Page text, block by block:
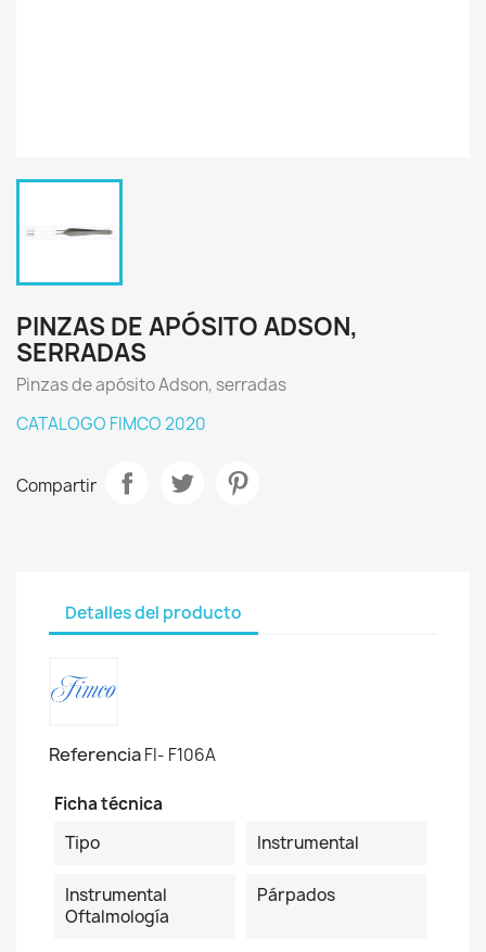
PINZAS DE APÓSITO ADSON,
SERRADAS
Pinzas de apósito Adson, serradas
CATALOGO FIMCO 2020
Compartir
Detalles del producto
ReferenciaFI- F106A
Ficha técnica
Tipo
Instrumental
Instrumental
Oftalmología
Párpados